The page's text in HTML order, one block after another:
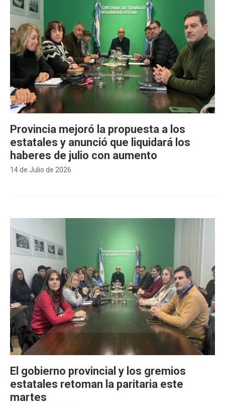
14 de Julio de 2026
Provincia mejoró la propuesta a los
estatales y anunció que liquidará los
haberes de julio con aumento
El gobierno provincial y los gremios
estatales retoman la paritaria este
martes